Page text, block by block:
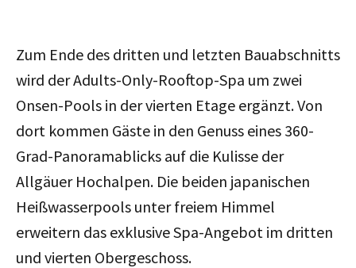
Zum Ende des dritten und letzten Bauabschnitts
wird derAdults-Only-Rooftop-Spa um zwei
Onsen-Pools in der vierten Etage ergänzt. Von
dort kommen Gäste in den Genuss eines 360-
Grad-Panoramablicks auf die Kulisse der
Allgäuer Hochalpen. Die beiden japanischen
Heißwasserpools unter freiem Himmel
erweitern das exklusive Spa-Angebot im dritten
und vierten Obergeschoss.